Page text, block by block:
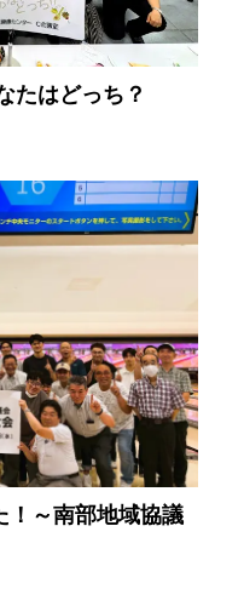
たはどっち？
！～南部地域協議